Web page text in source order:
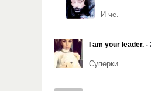
И че.
I am your leader. -
Суперки